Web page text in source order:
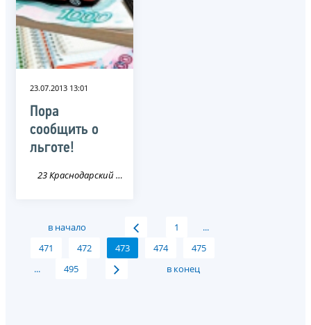
23.07.2013 13:01
Пора
сообщить о
льготе!
23 Краснодарский край
в начало 1
...
471
472 473 474
475
...
495 в конец